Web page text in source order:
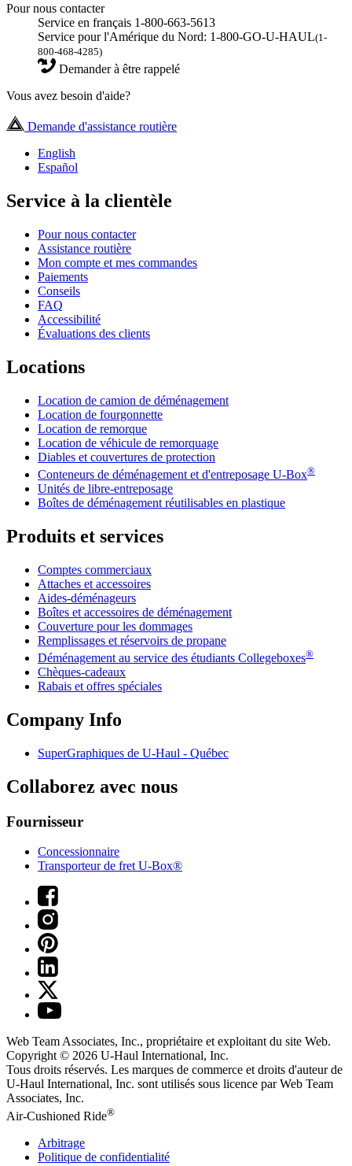
Pour nous contacter
Service en français 1-800-663-5613
Service pour l'Amérique du Nord: 1-800-GO-U-HAUL(1-
800-468-4285)
Demander à être rappelé
Vous avez besoin d'aide?
Demande d'assistance routière
English
Español
Service à la clientèle
Pour nous contacter
Assistance routière
Mon compte et mes commandes
Paiements
Conseils
FAQ
Accessibilité
Évaluations des clients
Locations
Location de camion de déménagement
Location de fourgonnette
Location de remorque
Location de véhicule de remorquage
Diables et couvertures de protection
Conteneurs de déménagement et d'entreposage U-Box®
Unités de libre-entreposage
Boîtes de déménagement réutilisables en plastique
Produits et services
Comptes commerciaux
Attaches et accessoires
Aides-déménageurs
Boîtes et accessoires de déménagement
Couverture pour les dommages
Remplissages et réservoirs de propane
Déménagement au service des étudiants Collegeboxes®
Chèques-cadeaux
Rabais et offres spéciales
Company Info
SuperGraphiques de U-Haul - Québec
Collaborez avec nous
Fournisseur
Concessionnaire
Transporteur de fret U-Box®
Web Team Associates, Inc., propriétaire et exploitant du site Web.
Copyright © 2026 U-Haul International, Inc.
Tous droits réservés. Les marques de commerce et droits d'auteur de
U-Haul International, Inc. sont utilisés sous licence par Web Team
Associates, Inc.
Air-Cushioned Ride®
Arbitrage
Politique de confidentialité